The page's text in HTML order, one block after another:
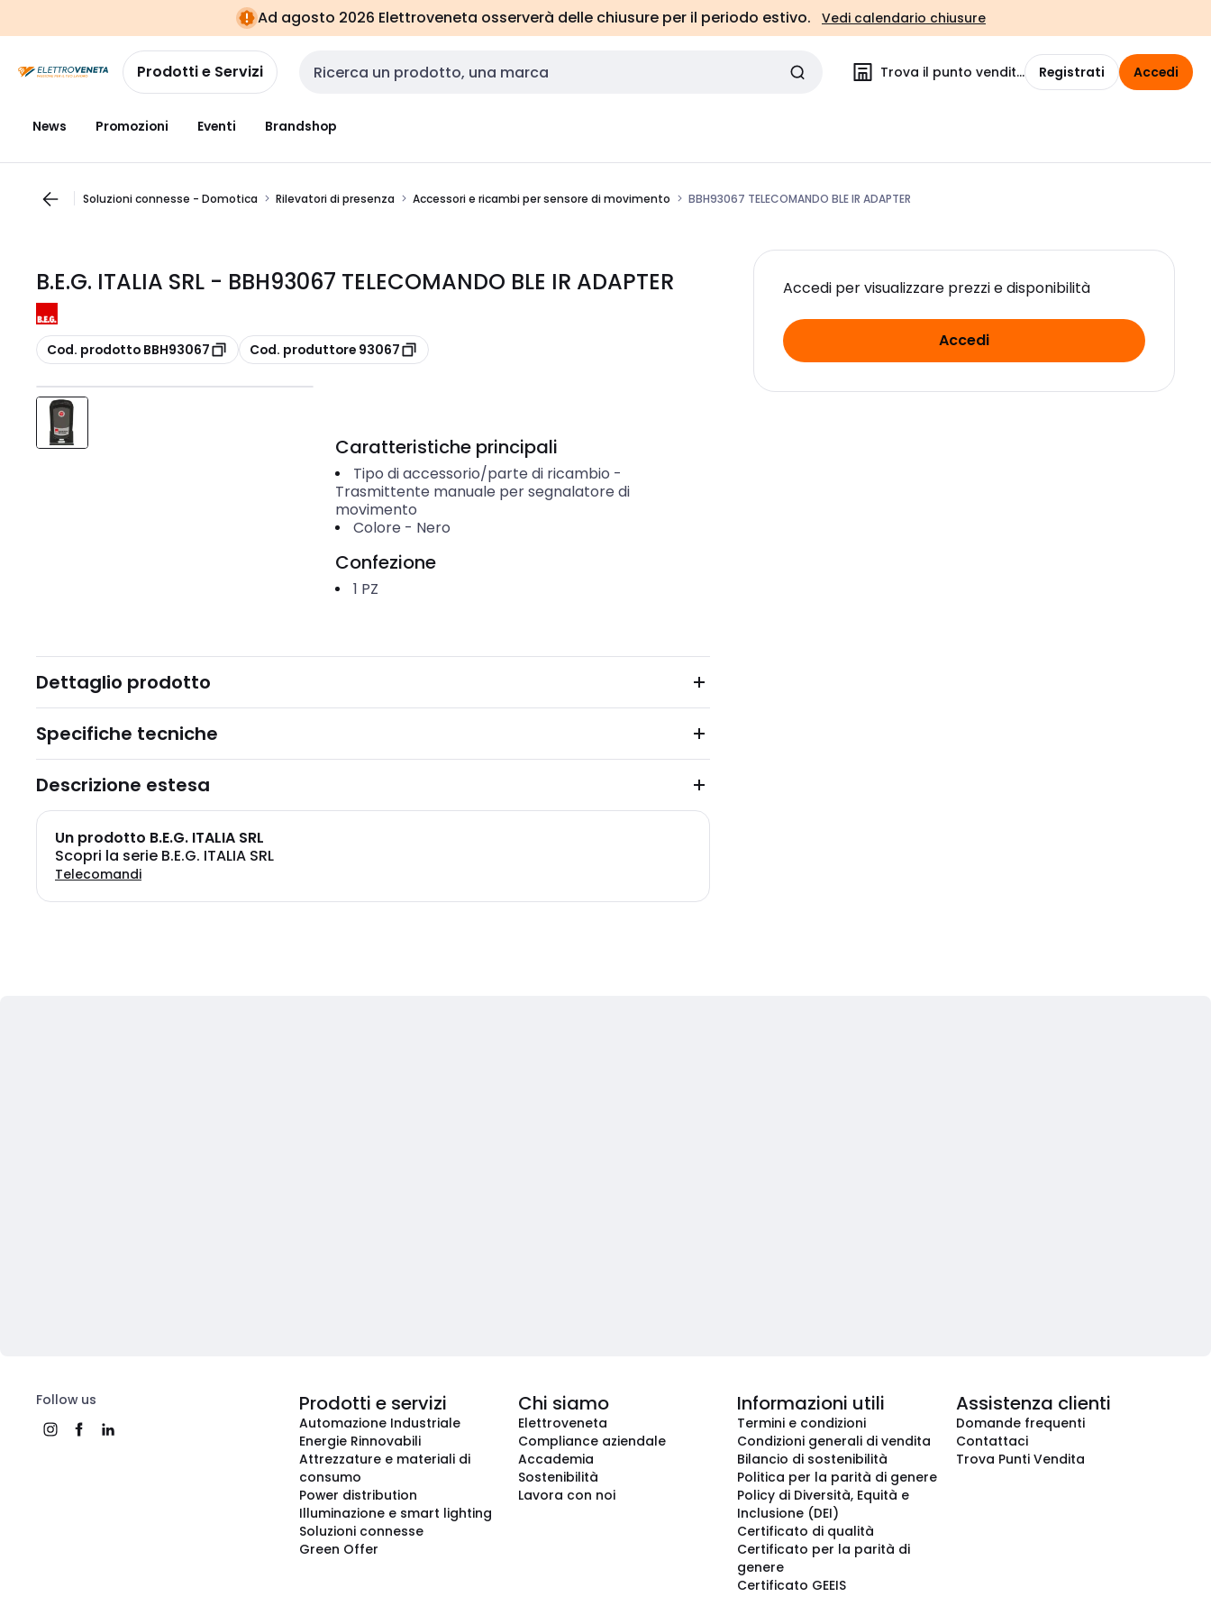
navigazionealla
pagina
Ad agosto 2026 Elettroveneta osserverà delle chiusure per il periodo estivo. Vedi calendario chiusure
Prodotti e Servizi Cerca input Trova il punto vendita Registrati Accedi
News Promozioni Eventi Brandshop
Soluzioni connesse - Domotica Rilevatori di presenza Accessori e ricambi per sensore di movimento BBH93067 TELECOMANDO BLE IR ADAPTER
B.E.G. ITALIA SRL - BBH93067 TELECOMANDO BLE IR ADAPTER
copia
Cod. prodotto BBH93067 copia
Cod. produttore 93067
Accedi per visualizzare prezzi e disponibilità
Accedi
Caratteristiche principali
Tipo di accessorio/parte di ricambio -
Trasmittente manuale per segnalatore di
movimento
Colore - Nero
Confezione
1 PZ
Dettaglio prodotto
Specifiche tecniche
Descrizione estesa
Un prodotto B.E.G. ITALIA SRL
Scopri la serie B.E.G. ITALIA SRL
Telecomandi
Follow us Prodotti e servizi
Automazione Industriale
Energie Rinnovabili
Attrezzature e materiali di
consumo
Power distribution
Illuminazione e smart lighting
Soluzioni connesse
Green Offer
Chi siamo
Elettroveneta
Compliance aziendale
Accademia
Sostenibilità
Lavora con noi
Informazioni utili
Termini e condizioni
Condizioni generali di vendita
Bilancio di sostenibilità
Politica per la parità di genere
Policy di Diversità, Equità e
Inclusione (DEI)
Certificato di qualità
Certificato per la parità di
genere
Certificato GEEIS
Assistenza clienti
Domande frequenti
Contattaci
Trova Punti Vendita